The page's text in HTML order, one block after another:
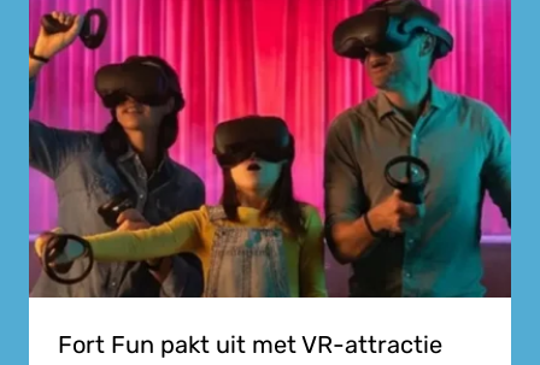
Fort Fun pakt uit met VR-attractie